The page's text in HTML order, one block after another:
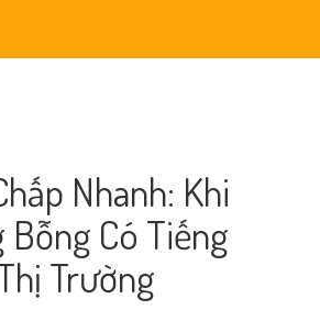
Nhanh: Khi
Bỗng Có Tiếng
Trường